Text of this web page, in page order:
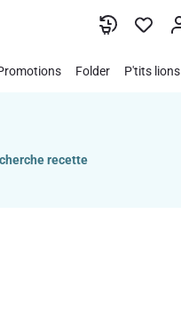
Folder P'tits lions
recette